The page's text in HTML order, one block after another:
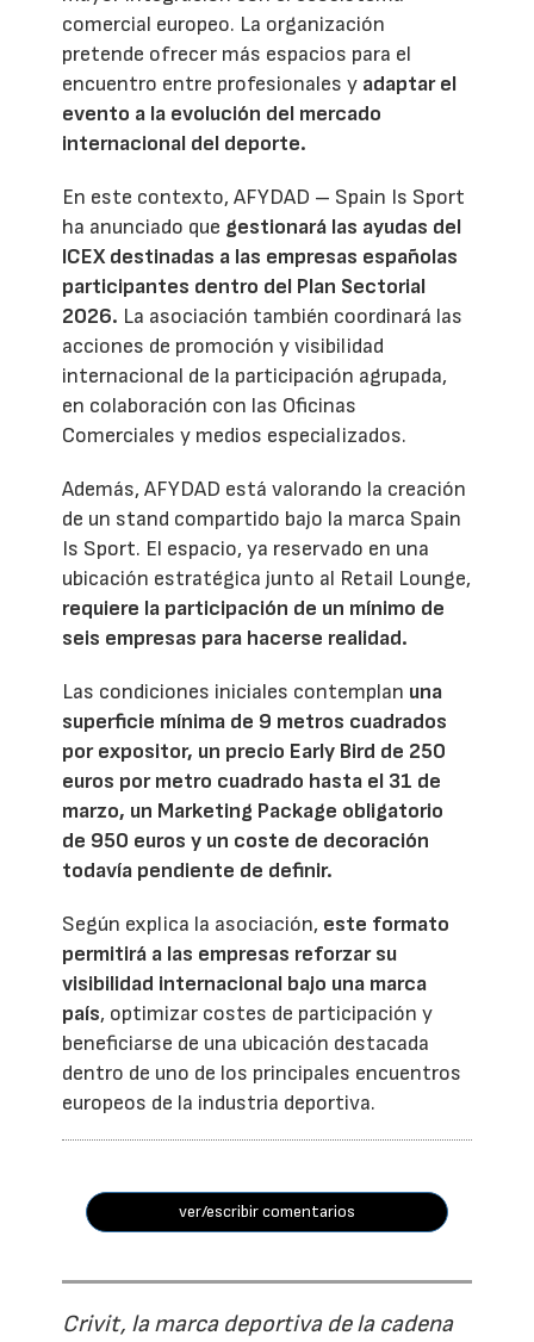
comercial europeo. La organización
pretende ofrecer más espacios para el
encuentro entre profesionales y adaptar el
evento a la evolución del mercado
internacional del deporte.
En este contexto, AFYDAD – Spain Is Sport
ha anunciado que gestionará las ayudas del
ICEX destinadas a las empresas españolas
participantes dentro del Plan Sectorial
2026. La asociación también coordinará las
acciones de promoción y visibilidad
internacional de la participación agrupada,
en colaboración con las Oficinas
Comerciales y medios especializados.
Además, AFYDAD está valorando la creación
de un stand compartido bajo la marca Spain
Is Sport. El espacio, ya reservado en una
ubicación estratégica junto al Retail Lounge,
requiere la participación de un mínimo de
seis empresas para hacerse realidad.
Las condiciones iniciales contemplan una
superficie mínima de 9 metros cuadrados
por expositor, un precio Early Bird de 250
euros por metro cuadrado hasta el 31 de
marzo, un Marketing Package obligatorio
de 950 euros y un coste de decoración
todavía pendiente de definir.
Según explica la asociación, este formato
permitirá a las empresas reforzar su
visibilidad internacional bajo una marca
país, optimizar costes de participación y
beneficiarse de una ubicación destacada
dentro de uno de los principales encuentros
europeos de la industria deportiva.
ver/escribir comentarios
Crivit, la marca deportiva de la cadena